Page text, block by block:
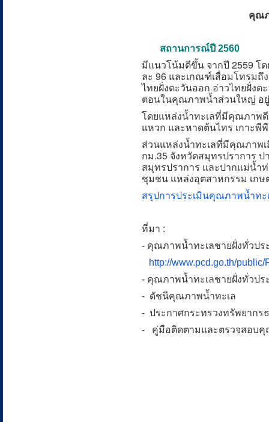
คุณภ
สถานการณ์ปี 2560
มีแนวโน้มดีขึ้น จากปี 2559 โ
ละ 96 และเกณฑ์เสื่อมโทรมถึ
ไทยฝั่งตะวันออก อ่าวไทยฝั่ง
ตอนในคุณภาพน้ำส่วนใหญ่ อ
โดยแหล่งน้ำทะเลที่มีคุณภาพ
แหวก และหาดต้นไทร เกาะพี
ส่วนแหล่งน้ำทะเลที่มีคุณภาพ
กม.35 จังหวัดสมุทรปราการ
สมุทรปราการ และปากแม่น้ำ
ชุมชน แหล่งอุตสาหกรรม เกษ
สรุปการประเมินคุณภาพน้ำทะ
ที่มา :
- คุณภาพน้ำทะเลชายฝั่งทั่วปร
http://www.pcd.go.th/
- คุณภาพน้ำทะเลชายฝั่งทั่วป
- ดัชนีคุณภาพน้ำทะเล
- ประกาศกระทรวงทรัพยากร
- คู่มือติดตามและตรวจสอบคุ